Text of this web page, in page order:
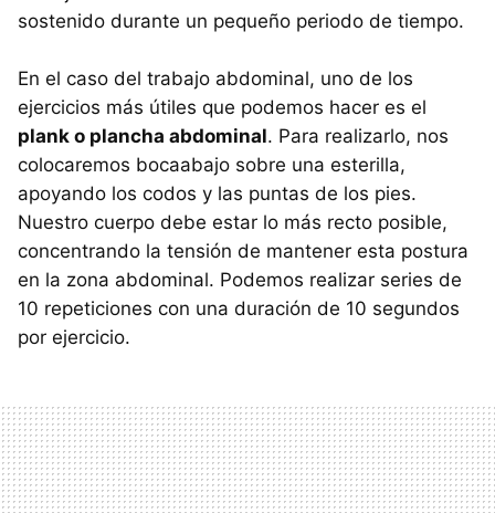
sostenido durante un pequeño periodo de tiempo.
En el caso del trabajo abdominal, uno de los
ejercicios más útiles que podemos hacer es el
plank o plancha abdominal. Para realizarlo, nos
colocaremos bocaabajo sobre una esterilla,
apoyando los codos y las puntas de los pies.
Nuestro cuerpo debe estar lo más recto posible,
concentrando la tensión de mantener esta postura
en la zona abdominal. Podemos realizar series de
10 repeticiones con una duración de 10 segundos
por ejercicio.